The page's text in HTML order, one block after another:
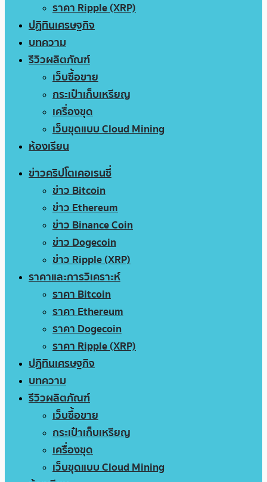
ราคา Ripple (XRP)
ปฏิทินเศรษฐกิจ
บทความ
รีวิวผลิตภัณฑ์
เว็บซื้อขาย
กระเป๋าเก็บเหรียญ
เครื่องขุด
เว็บขุดแบบ Cloud Mining
ห้องเรียน
ข่าวคริปโตเคอเรนซี่
ข่าว Bitcoin
ข่าว Ethereum
ข่าว Binance Coin
ข่าว Dogecoin
ข่าว Ripple (XRP)
ราคาและการวิเคราะห์
ราคา Bitcoin
ราคา Ethereum
ราคา Dogecoin
ราคา Ripple (XRP)
ปฏิทินเศรษฐกิจ
บทความ
รีวิวผลิตภัณฑ์
เว็บซื้อขาย
กระเป๋าเก็บเหรียญ
เครื่องขุด
เว็บขุดแบบ Cloud Mining